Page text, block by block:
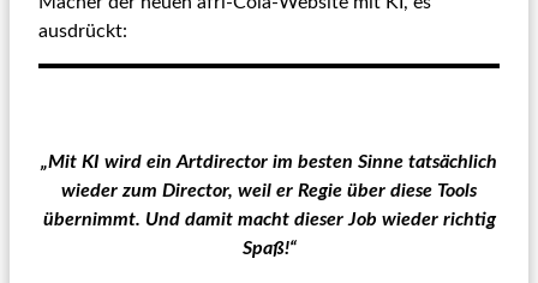
ausdrückt:
„Mit KI wird ein Artdirector im besten Sinne tatsächlich
wieder zum Director, weil er Regie über diese Tools
übernimmt. Und damit macht dieser Job wieder richtig
Spaß!“